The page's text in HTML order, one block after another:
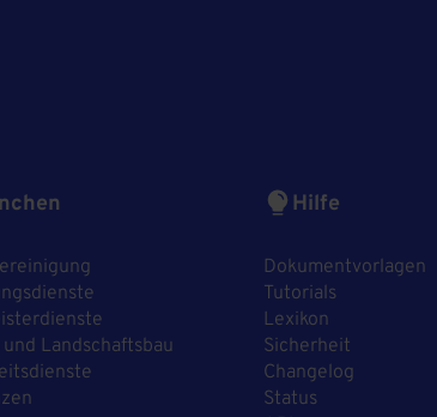
Landschaftsbau
Hilfe
Dokumentvorlagen
Tutorials
Lexikon
Sicherheit
Changelog
Status